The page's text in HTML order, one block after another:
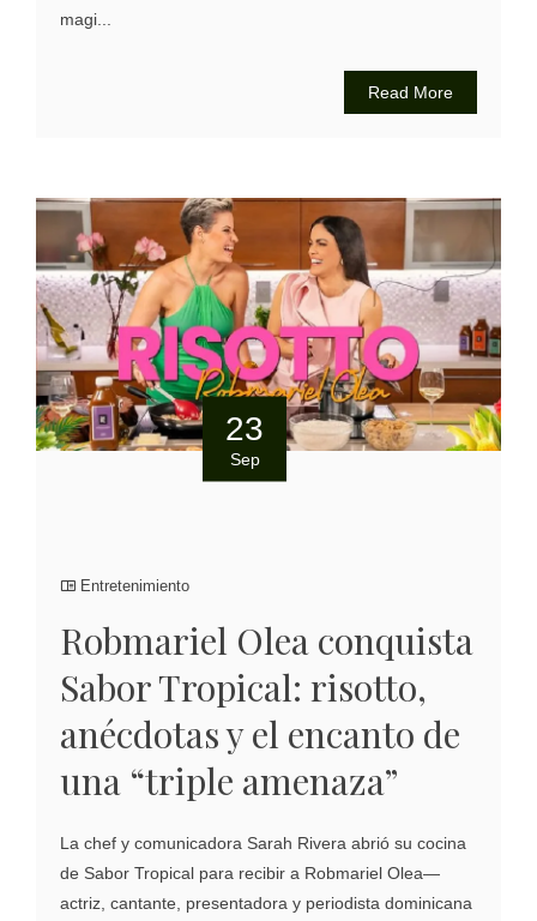
magi...
Read More
23
Sep
Entretenimiento
Robmariel Olea conquista
Sabor Tropical: risotto,
anécdotas y el encanto de
una “triple amenaza”
La chef y comunicadora Sarah Rivera abrió su cocina
de Sabor Tropical para recibir a Robmariel Olea—
actriz, cantante, presentadora y periodista dominicana